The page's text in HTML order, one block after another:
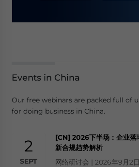
Events in China
Our free webinars are packed full of
for doing business in China.
2
SEPT
[CN] 2026下半场：企业落
新合规趋势解析
网络研讨会 | 2026年9月2